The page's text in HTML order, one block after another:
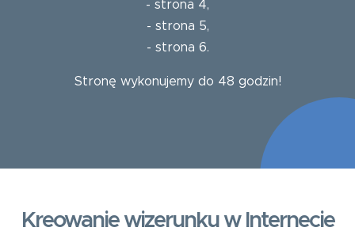
- strona 4,
- strona 5,
- strona 6.
Stronę wykonujemy do 48 godzin!
Kreowanie wizerunku w Internecie